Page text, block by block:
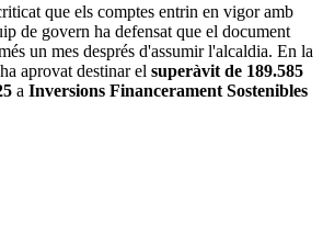
que els comptes entrin en vigor amb
de govern ha defensat que el document
un mes després d'assumir l'alcaldia. En la
aprovat destinar el superàvit de 189.585
a Inversions Financerament Sostenibles